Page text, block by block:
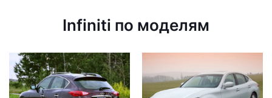
Infiniti по моделям